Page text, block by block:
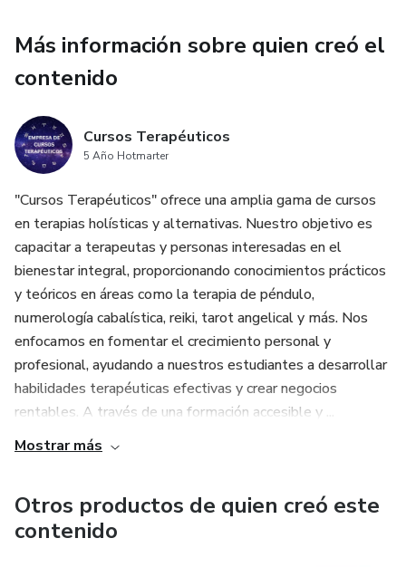
Más información sobre quien creó el
contenido
Cursos Terapéuticos
5 Año Hotmarter
"Cursos Terapéuticos" ofrece una amplia gama de cursos
en terapias holísticas y alternativas. Nuestro objetivo es
capacitar a terapeutas y personas interesadas en el
bienestar integral, proporcionando conocimientos prácticos
y teóricos en áreas como la terapia de péndulo,
numerología cabalística, reiki, tarot angelical y más. Nos
enfocamos en fomentar el crecimiento personal y
profesional, ayudando a nuestros estudiantes a desarrollar
habilidades terapéuticas efectivas y crear negocios
rentables. A través de una formación accesible y ...
Mostrar más
Otros productos de quien creó este
contenido